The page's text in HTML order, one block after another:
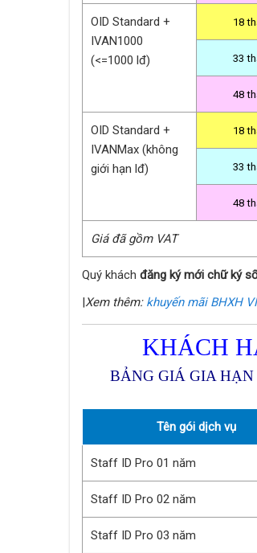
OID Standard +
IVAN1000
(<=1000 lđ)
18
33
48
OID Standard +
IVANMax (không
giới hạn lđ)
18
33
48
Giá đã gồm VAT
Quý khách đăng ký mới chữ ký
|Xem thêm: khuyến mãi BHXH
KHÁCH
BẢNG GIÁ GIA
Tên gói dịch vụ
Staff ID Pro 01 năm
Staff ID Pro 02 năm
Staff ID Pro 03 năm